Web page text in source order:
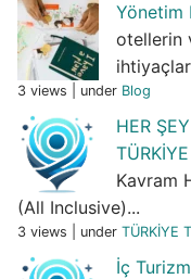
Yönetim
otellerin
3 views under Blog
HER
Kavram
(All Inclusive)...
3 views under TÜRKİYE
İç